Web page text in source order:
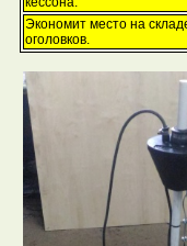
Экономит место на
оголовков.